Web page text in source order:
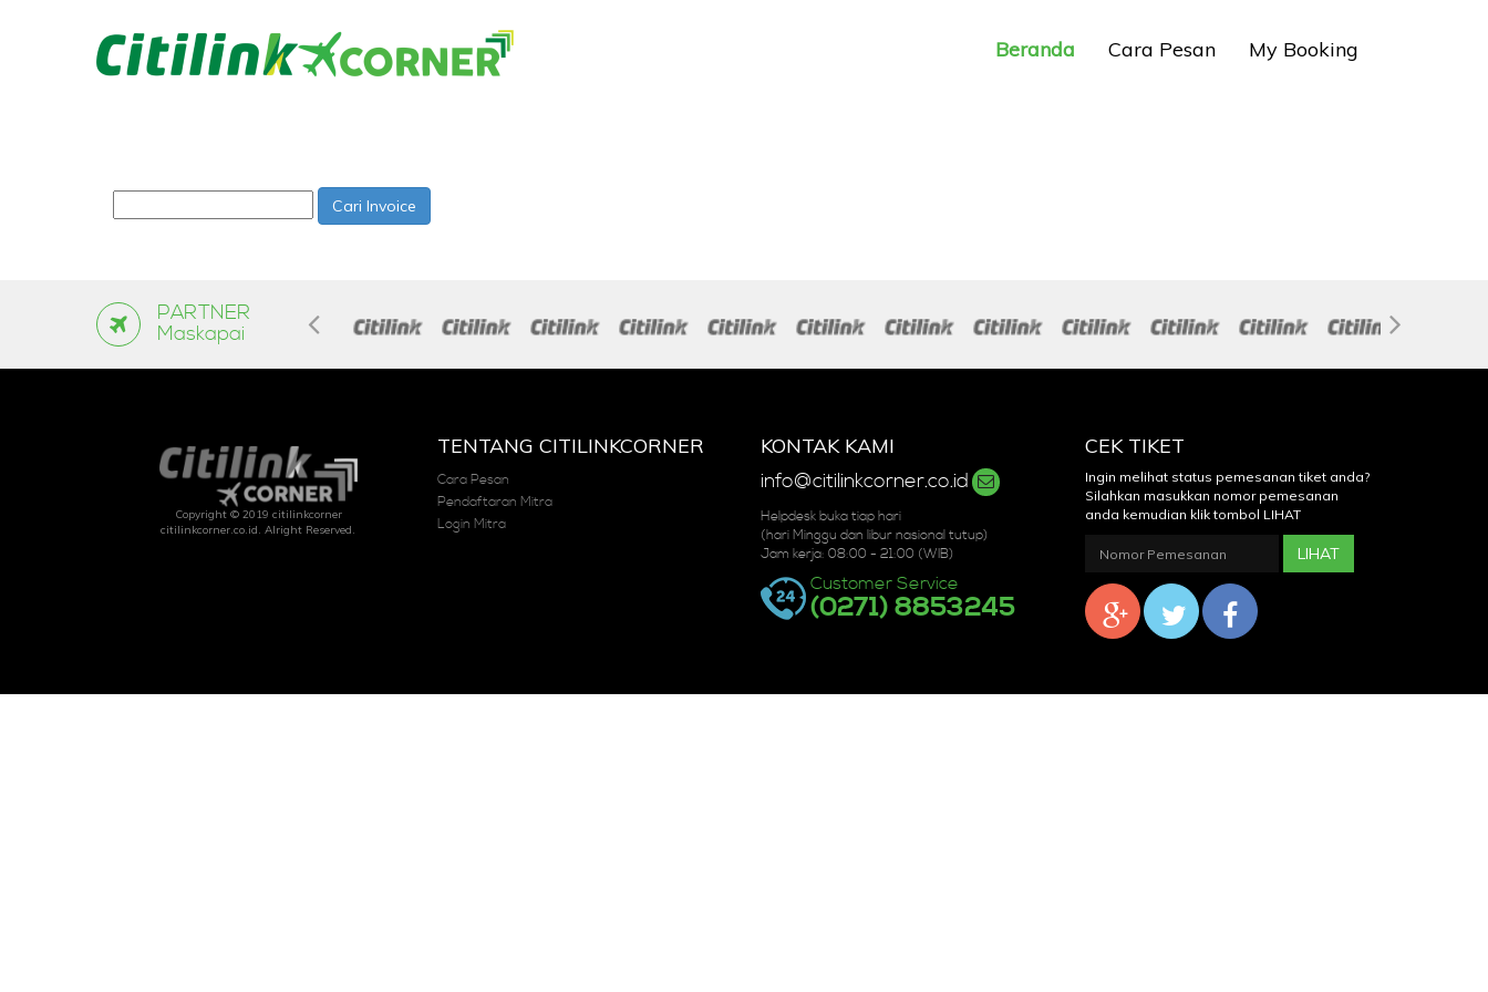
Beranda Cara Pesan My Booking
Cari Invoice
PARTNER
Maskapai
Copyright © 2019 citilinkcorner
citilinkcorner.co.id. Alright Reserved.
TENTANG CITILINKCORNER
Cara Pesan
Pendaftaran Mitra
Login Mitra
KONTAK KAMI
info@citilinkcorner.co.id
Helpdesk buka tiap hari
(hari Minggu dan libur nasional tutup)
Jam kerja: 08:00 - 21:00 (WIB)
Customer Service
(0271) 8853245
CEK TIKET
Ingin melihat status pemesanan tiket anda?
Silahkan masukkan nomor pemesanan
anda kemudian klik tombol LIHAT
LIHAT